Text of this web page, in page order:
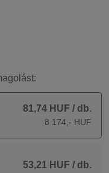
81,74 HUF / db.
8 174,- HUF
53,21 HUF / db.